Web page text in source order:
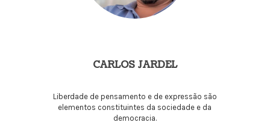
CARLOS JARDEL
Liberdade de pensamento e de expressão são
elementos constituintes da sociedade e da
democracia.